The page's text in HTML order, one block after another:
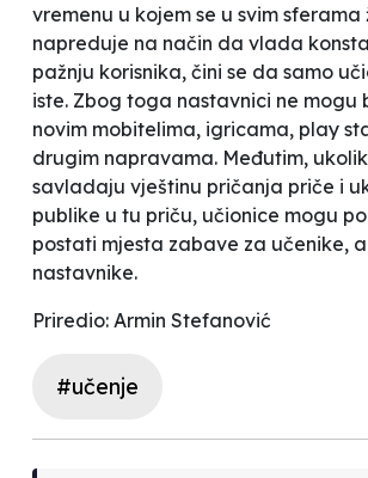
vremenu u kojem se u svim sferama
napreduje na način da vlada
pažnju korisnika, čini se da samo
iste. Zbog toga nastavnici ne mogu
novim mobitelima, igricama, play
drugim napravama. Međutim,
savladaju vještinu pričanja priče i
publike u tu priču, učionice mogu
postati mjesta zabave za učenike,
nastavnike.
Priredio: Armin Stefanović
#učenje